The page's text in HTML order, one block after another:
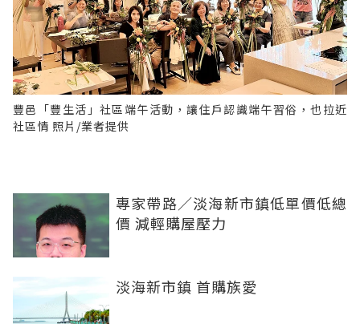
豐邑「豐生活」社區端午活動，讓住戶認識端午習俗，也拉近
社區情 照片/業者提供
專家帶路／淡海新市鎮低單價低總
價 減輕購屋壓力
淡海新市鎮 首購族愛